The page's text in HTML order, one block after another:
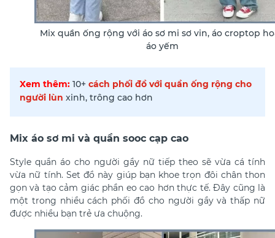
Mix quần ống rộng với áo sơ mi sơ vin, áo croptop
áo yếm
Xem thêm: 10+ cách phối đồ với quần ống rộng cho
người lùn xinh, trông cao hơn
Mix áo sơ mi và quần sooc cạp cao
Style quần áo cho người gầy nữ tiếp theo sẽ vừa cá tính
vừa nữ tính. Set đồ này giúp bạn khoe trọn đôi chân thon
gọn và tạo cảm giác phần eo cao hơn thực tế. Đây cũng là
một trong nhiềucách phối đồ cho người gầy và thấp nữ
được nhiều bạn trẻ ưa chuộng.